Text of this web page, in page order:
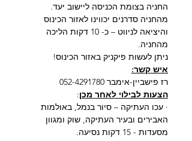
החניה בצומת הכניסה ליישוב יעד.
מהחניה סדרנים יכווינו לאזור הכינוס
והיציאה לניווט – כ- 10 דקות הליכה
מהחניה.
ניתן לעשות פיקניק באזור הכינוס!
איש קשר:
רז פישביין-אימבר 052-4291780
הצעות לבילוי לאחר מכן:
· עכו העתיקה – סיור בנמל, באולמות
האבירים ובעיר העתיקה, שוק ומגוון
מסעדות - 15 דקות נסיעה.